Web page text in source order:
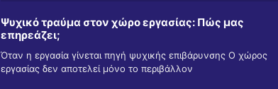
Ψυχικό τραύμα στον χώρο εργασίας: Πώς μας
επηρεάζει;
Όταν η εργασία γίνεται πηγή ψυχικής επιβάρυνσης Ο χώρος
εργασίας δεν αποτελεί μόνο το περιβάλλον